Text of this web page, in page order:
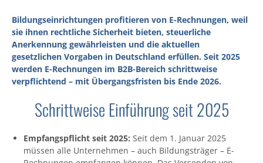
Bildungseinrichtungen profitieren von E-Rechnungen, weil
sie ihnen rechtliche Sicherheit bieten, steuerliche
Anerkennung gewährleisten und die aktuellen
gesetzlichen Vorgaben in Deutschland erfüllen. Seit 2025
werden E-Rechnungen im B2B-Bereich schrittweise
verpflichtend – mit Übergangsfristen bis Ende 2026.
Schrittweise Einführung seit 2025
Empfangspflicht seit 2025: Seit dem 1. Januar 2025
müssen alle Unternehmen – auch Bildungsträger – E-